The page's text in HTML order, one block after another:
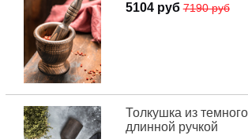
5104 руб7190 руб
Толкушка из
длинной ручкой